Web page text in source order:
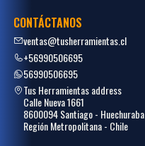
CONTÁCTANOS
ventas@tusherramientas.cl
+56990506695
56990506695
Tus Herramientas address
Calle Nueva 1661
8600094 Santiago - Huechuraba
Región Metropolitana - Chile